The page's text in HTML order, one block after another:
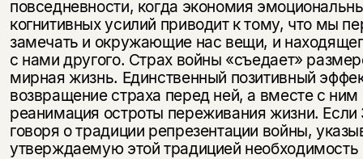
повседневности, когда экономия
когнитивных усилий при­водит к тому, что мы
замечать и окружающие нас вещи, и
с нами другого. Страх войны «съедает»
мирная жизнь. Единственный позитивный
возвращение страха пе­ред ней, а вместе с ним
реанимация остроты переживания жизни. Если
говоря о традиции репрезентации войны,
утверждаемую этой традицией необходимость